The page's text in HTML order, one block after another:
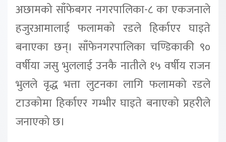
अछामको साँफेबगर नगरपालिका-८ का एकजनाले
हजुरआमालाई फलामको रडले हिर्काएर घाइते
बनाएका छन्। साँफेनगरपालिका चण्डिकाकी ९०
वर्षीया जसु भुललाई उनकै नातीले १५ वर्षीय राजन
भुलले वृद्ध भत्ता लुटनका लागि फलामको रडले
टाउकोमा हिर्काएर गम्भीर घाइते बनाएको प्रहरीले
जनाएको छ।